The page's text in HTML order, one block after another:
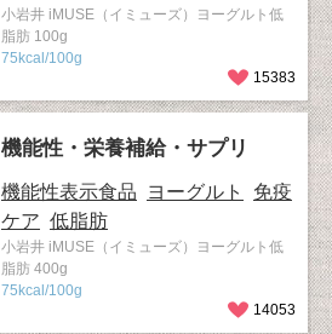
小岩井 iMUSE（イミューズ）ヨーグルト低
脂肪 100g
75kcal/100g
15383
機能性・栄養補給・サプリ
機能性表示食品 ヨーグルト
免疫
ケア 低脂肪
小岩井 iMUSE（イミューズ）ヨーグルト低
脂肪 400g
75kcal/100g
14053